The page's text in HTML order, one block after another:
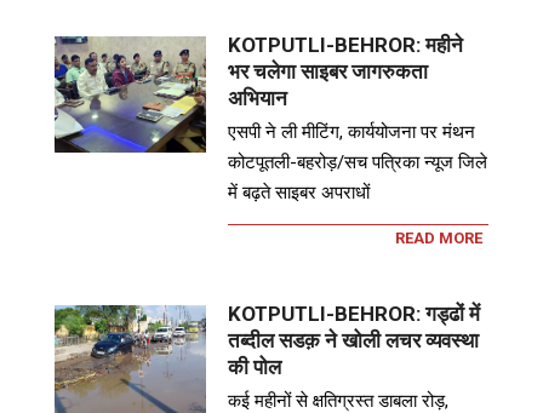
KOTPUTLI-BEHROR: महीने
भर चलेगा साइबर जागरुकता
अभियान
एसपी ने ली मीटिंग, कार्ययोजना पर मंथन
कोटपूतली-बहरोड़/सच पत्रिका न्यूज जिले
में बढ़ते साइबर अपराधों
READ MORE
KOTPUTLI-BEHROR: गड्ढों में
तब्दील सडक़ ने खोली लचर व्यवस्था
की पोल
कई महीनों से क्षतिग्रस्त डाबला रोड़,